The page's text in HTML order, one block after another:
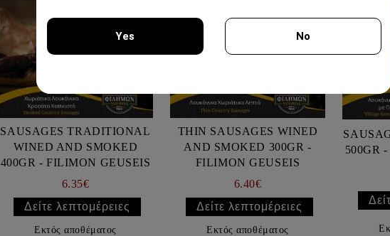
SAUSAGES TRADITIONAL
WINED AND SMOKED
400GR - FILIMON GEUSEIS
6.35€
Δείτε λεπτομέρειες
Εκτός αποθέματος
THIN SAUSAGES WINED
AND SMOKED 300GR -
FILIMON GEUSEIS
6.40€
Δείτε λεπτομέρειες
Εκτός αποθέματος
Yes No